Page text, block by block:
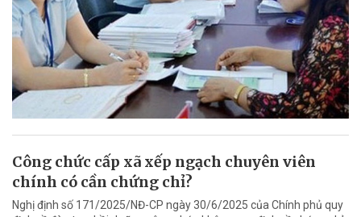
Công chức cấp xã xếp ngạch chuyên viên
chính có cần chứng chỉ?
Nghị định số 171/2025/NĐ-CP ngày 30/6/2025 của Chính phủ quy